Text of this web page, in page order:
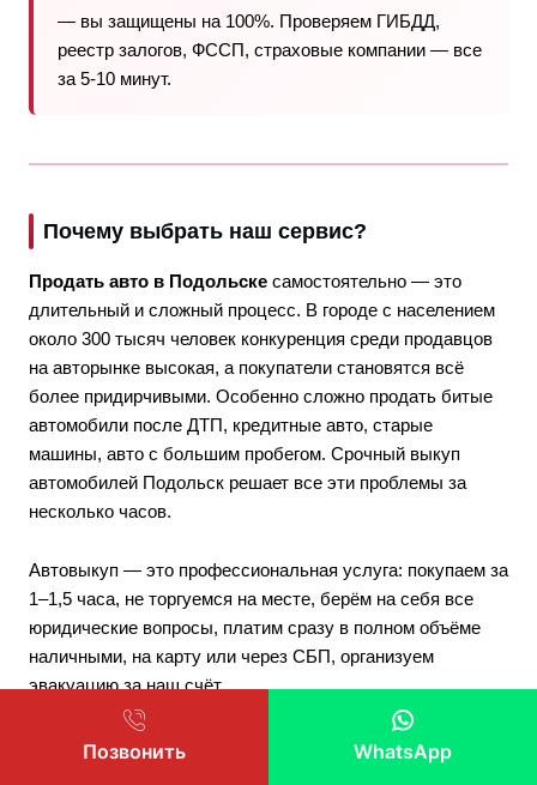
— вы защищены на 100%. Проверяем ГИБДД,
реестр залогов, ФССП, страховые компании — все
за 5-10 минут.
Почему выбрать наш сервис?
Продать авто в Подольске самостоятельно — это
длительный и сложный процесс. В городе с населением
около 300 тысяч человек конкуренция среди продавцов
на авторынке высокая, а покупатели становятся всё
более придирчивыми. Особенно сложно продать битые
автомобили после ДТП, кредитные авто, старые
машины, авто с большим пробегом. Срочный выкуп
автомобилей Подольск решает все эти проблемы за
несколько часов.
Автовыкуп — это профессиональная услуга: покупаем за
1–1,5 часа, не торгуемся на месте, берём на себя все
юридические вопросы, платим сразу в полном объёме
наличными, на карту или через СБП, организуем
эвакуацию за наш счёт.
Срочный выкуп авто
в Подольске — идеальное
Позвонить WhatsApp